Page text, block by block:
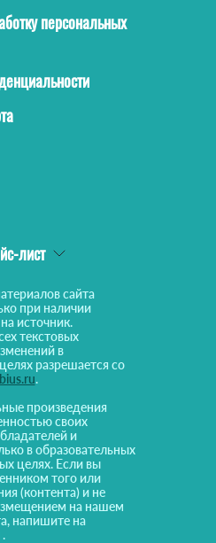
персональных
лист
сайта
при наличии
источник.
текстовых
в
разрешается со
.
произведения
своих
и
в образовательных
целях. Если вы
того или
(контента) и не
на нашем
напишите на
.